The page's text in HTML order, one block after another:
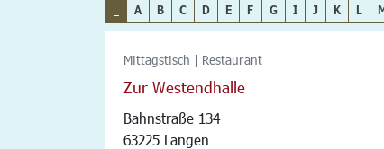
A B C D E F G I J K L
Mittagstisch | Restaurant
Zur Westendhalle
Bahnstraße 134
63225 Langen